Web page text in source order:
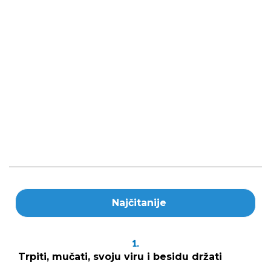
Najčitanije
1.
Trpiti, mučati, svoju viru i besidu držati